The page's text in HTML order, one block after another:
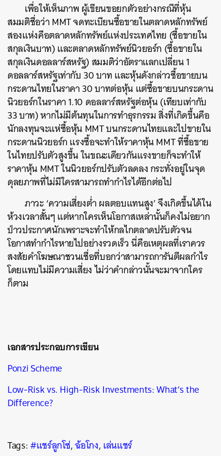
เพื่อให้เห็นภาพ ผู้เขียนขอยกตัวอย่างกรณีที่หุ้น
สมมติชื่อว่า MMT จดทะเบียนซื้อขายในตลาดหลักทรัพย์
สองแห่งคือตลาดหลักทรัพย์แห่งประเทศไทย (ซื้อขายใน
สกุลเงินบาท) และตลาดหลักทรัพย์นิวยอร์ก (ซื้อขายใน
สกุลเงินดอลลาร์สหรัฐ) สมมติว่าอัตราแลกเปลี่ยน 1
ดอลลาร์สหรัฐเท่ากับ 30 บาท และหุ้นดังกล่าวซื้อขายบน
กระดานไทยในราคา 30 บาทต่อหุ้น แต่ซื้อขายบนกระดาน
นิวยอร์กในราคา 1.10 ดอลลาร์สหรัฐต่อหุ้น (เทียบเท่ากับ
33 บาท) หากไม่มีต้นทุนในการทำธุรกรรม สิ่งที่เกิดขึ้นคือ
นักลงทุนจะแห่ซื้อหุ้น MMT บนกระดานไทยและไปขายใน
กระดานนิวยอร์ก แรงซื้อจะทำให้ราคาหุ้น MMT ที่ซื้อขาย
ในไทยปรับตัวสูงขึ้น ในขณะเดียวกันแรงขายก็จะทำให้
ราคาหุ้น MMT ในนิวยอร์กปรับตัวลดลง กระทั่งอยู่ในจุด
ดุลยภาพที่ไม่มีใครสามารถทำกำไรได้อีกต่อไป
ภาวะ ‘ความเสี่ยงต่ำ ผลตอบแทนสูง’ จึงเกิดขึ้นได้ใน
ห้วงเวลาสั้นๆ แต่หากใครเห็นโอกาสเหล่านั้นก็คงไม่อยาก
ป่าวประกาศนักเพราะจะทำให้กลไกตลาดปรับตัวจน
โอกาสทำกำไรหายไปอย่างรวดเร็ว นี่คือเหตุผลที่เราควร
สงสัยคำโฆษณาชวนเชื่อที่บอกว่าสามารถการันตีผลกำไร
โดยแทบไม่มีความเสี่ยง ไม่ว่าคำกล่าวนั้นจะมาจากใคร
ก็ตาม
เอกสารประกอบการเขียน
Ponzi Scheme
Low-Risk vs. High-Risk Investments: What’s the
Difference?
Tags:#แชร์ลูกโซ่,ฉ้อโกง,เล่นแชร์